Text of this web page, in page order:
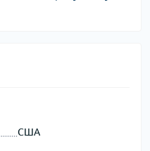
США